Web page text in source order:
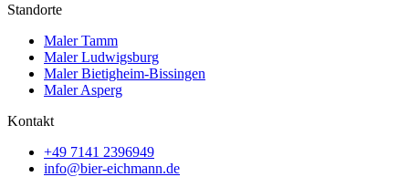
Standorte
Maler Tamm
Maler Ludwigsburg
Maler Bietigheim-Bissingen
Maler Asperg
Kontakt
+49 7141 2396949
info@bier-eichmann.de